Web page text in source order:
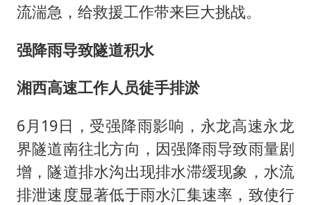
流湍急，给救援工作带来巨大挑战。
强降雨导致隧道积水
湘西高速工作人员徒手排淤
6月19日，受强降雨影响，永龙高速永龙
界隧道南往北方向，因强降雨导致雨量剧
增，隧道排水沟出现排水滞缓现象，水流
排泄速度显著低于雨水汇集速率，致使行